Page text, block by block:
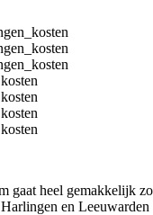
heel gemakkelijk
en